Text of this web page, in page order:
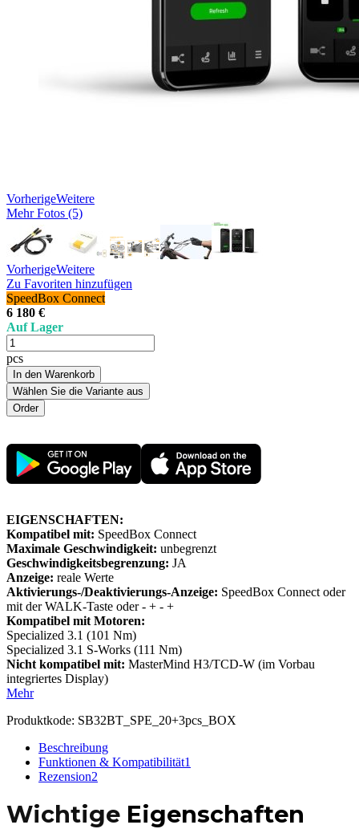
VorherigeWeitere
Mehr Fotos (5)
VorherigeWeitere
Zu Favoriten hinzufügen
SpeedBox Connect
6 180 €
Auf Lager
pcs
In den Warenkorb
Wählen Sie die Variante aus
EIGENSCHAFTEN:
Kompatibel mit: SpeedBox Connect
Maximale Geschwindigkeit: unbegrenzt
Geschwindigkeitsbegrenzung: JA
Anzeige: reale Werte
Aktivierungs-/Deaktivierungs-Anzeige: SpeedBox Connect oder
mit der WALK-Taste oder - + - +
Kompatibel mit Motoren:
Specialized 3.1 (101 Nm)
Specialized 3.1 S-Works (111 Nm)
Nicht kompatibel mit: MasterMind H3/TCD-W (im Vorbau
integriertes Display)
Mehr
Produktkode: SB32BT_SPE_20+3pcs_BOX
Beschreibung
Funktionen & Kompatibilität1
Rezension2
Wichtige Eigenschaften